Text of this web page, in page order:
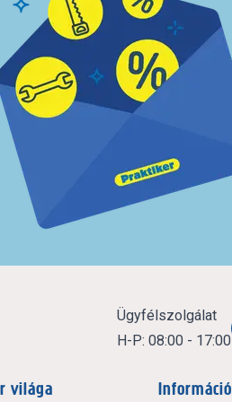
Ügyfélszolgálat
H-P: 08:00 - 17:00
világa Információ